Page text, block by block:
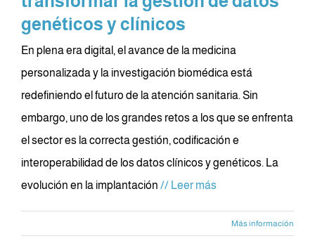
genéticos y clínicos
En plena era digital, el avance de la medicina
personalizada y la investigación biomédica está
redefiniendo el futuro de la atención sanitaria. Sin
embargo, uno de los grandes retos a los que se enfrenta
el sector es la correcta gestión, codificación e
interoperabilidad de los datos clínicos y genéticos. La
evolución en la implantación // Leer más
Más información